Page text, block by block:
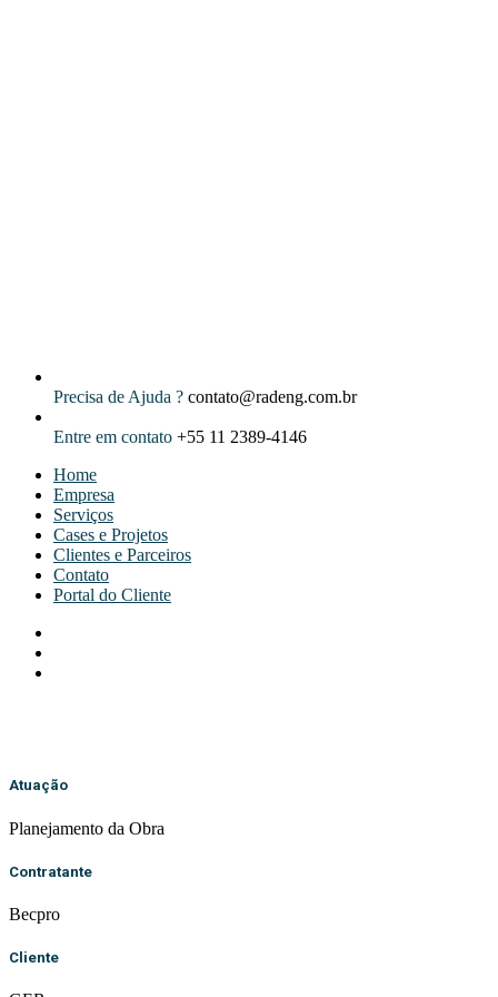
Precisa de Ajuda ? contato@radeng.com.br
Entre em contato +55 11 2389-4146
Home
Empresa
Serviços
Cases e Projetos
Clientes e Parceiros
Contato
Portal do Cliente
Atuação
Planejamento da Obra
Contratante
Becpro
Cliente